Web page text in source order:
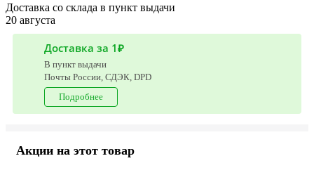
Доставка со склада в пункт выдачи
20 августа
Доставка за 1₽
В пункт выдачи
Почты России, СДЭК, DPD
Подробнее
Акции на этот товар